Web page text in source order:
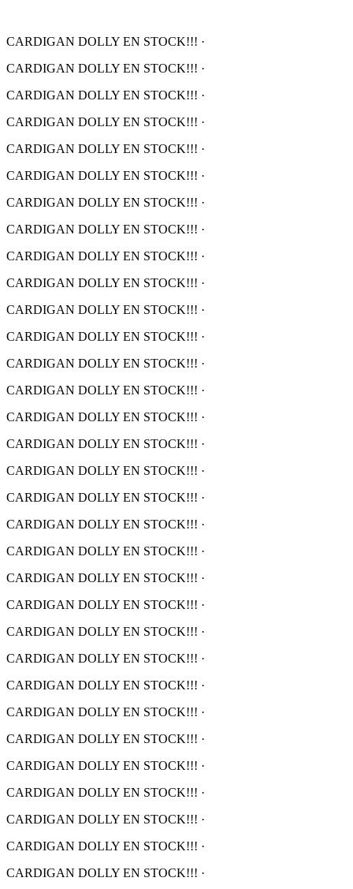
CARDIGAN DOLLY EN STOCK!!! ·
CARDIGAN DOLLY EN STOCK!!! ·
CARDIGAN DOLLY EN STOCK!!! ·
CARDIGAN DOLLY EN STOCK!!! ·
CARDIGAN DOLLY EN STOCK!!! ·
CARDIGAN DOLLY EN STOCK!!! ·
CARDIGAN DOLLY EN STOCK!!! ·
CARDIGAN DOLLY EN STOCK!!! ·
CARDIGAN DOLLY EN STOCK!!! ·
CARDIGAN DOLLY EN STOCK!!! ·
CARDIGAN DOLLY EN STOCK!!! ·
CARDIGAN DOLLY EN STOCK!!! ·
CARDIGAN DOLLY EN STOCK!!! ·
CARDIGAN DOLLY EN STOCK!!! ·
CARDIGAN DOLLY EN STOCK!!! ·
CARDIGAN DOLLY EN STOCK!!! ·
CARDIGAN DOLLY EN STOCK!!! ·
CARDIGAN DOLLY EN STOCK!!! ·
CARDIGAN DOLLY EN STOCK!!! ·
CARDIGAN DOLLY EN STOCK!!! ·
CARDIGAN DOLLY EN STOCK!!! ·
CARDIGAN DOLLY EN STOCK!!! ·
CARDIGAN DOLLY EN STOCK!!! ·
CARDIGAN DOLLY EN STOCK!!! ·
CARDIGAN DOLLY EN STOCK!!! ·
CARDIGAN DOLLY EN STOCK!!! ·
CARDIGAN DOLLY EN STOCK!!! ·
CARDIGAN DOLLY EN STOCK!!! ·
CARDIGAN DOLLY EN STOCK!!! ·
CARDIGAN DOLLY EN STOCK!!! ·
CARDIGAN DOLLY EN STOCK!!! ·
CARDIGAN DOLLY EN STOCK!!! ·